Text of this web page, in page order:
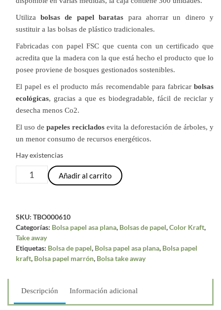
Utilizabolsas de papel baratas para ahorrar un dinero y
sustituir a las bolsas de plástico tradicionales.
Fabricadas con papel FSC que cuenta con un certificado que
acredita que la madera con la que está hecho el producto que lo
posee proviene de bosques gestionados sostenibles.
El papel es el producto más recomendable para fabricar bolsas
ecológicas, gracias a que es biodegradable, fácil de reciclar y
desecha menos Co2.
El uso de papeles recicladosevita la deforestación de árboles, y
un menor consumo de recursos energéticos.
Hay existencias
Bolsa
de
con
asa
plana
Caja
Añadir al carrito
SKU: TBO000610
Categorías: Bolsa papel asa plana, Bolsas de papel,Color Kraft,
Take away
Etiquetas: Bolsa de papel, Bolsa papel asa plana, Bolsa papel
kraft, Bolsa papel marrón, Bolsa take away
Descripción Información adicional